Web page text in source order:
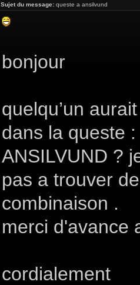
Sujet du message: queste a ansilvund
bonjour
quelqu’un
dans la queste
ANSILVUND ?
pas a trouver
combinaison .
merci d'avance
cordialement